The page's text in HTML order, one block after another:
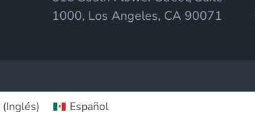
1000, Los Angeles, CA 90071
(Inglés) Español